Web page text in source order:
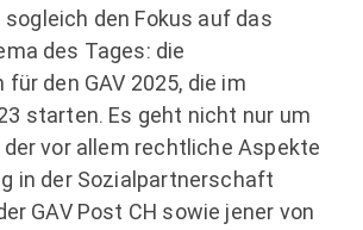
den Fokus auf das
des Tages: die
für den GAV 2025, die im
starten. Es geht nicht nur um
der vor allem rechtliche Aspekte
in der Sozialpartnerschaft
GAV Post CH sowie jener von